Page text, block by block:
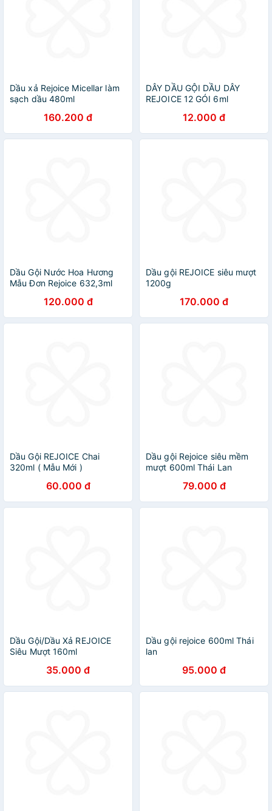
Dầu xả Rejoice Micellar làm
sạch dầu 480ml
160.200 đ
DÂY DẦU GỘI DẦU DÂY
REJOICE 12 GÓI 6ml
12.000 đ
Dầu Gội Nước Hoa Hương
Mẫu Đơn Rejoice 632,3ml
120.000 đ
Dầu gội REJOICE siêu mượt
1200g
170.000 đ
Dầu Gội REJOICE Chai
320ml ( Mẫu Mới )
60.000 đ
Dầu gội Rejoice siêu mềm
mượt 600ml Thái Lan
79.000 đ
Dầu Gội/Dầu Xả REJOICE
Siêu Mượt 160ml
35.000 đ
Dầu gội rejoice 600ml Thái
lan
95.000 đ